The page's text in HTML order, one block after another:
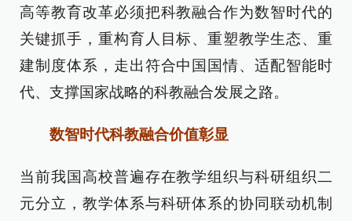
高等教育改革必须把科教融合作为数智时代的
关键抓手，重构育人目标、重塑教学生态、重
建制度体系，走出符合中国国情、适配智能时
代、支撑国家战略的科教融合发展之路。
数智时代科教融合价值彰显
当前我国高校普遍存在教学组织与科研组织二
元分立，教学体系与科研体系的协同联动机制